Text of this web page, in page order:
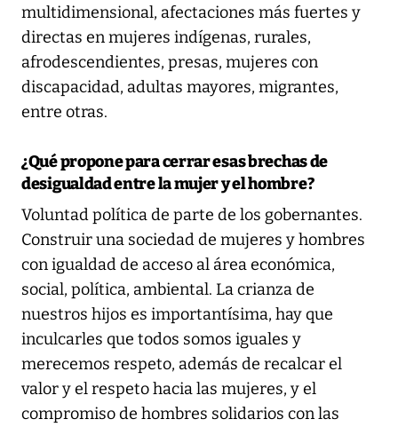
multidimensional, afectaciones más fuertes y
directas en mujeres indígenas, rurales,
afrodescendientes, presas, mujeres con
discapacidad, adultas mayores, migrantes,
entre otras.
¿Qué propone para cerrar esas brechas de
desigualdad entre la mujer y el hombre?
Voluntad política de parte de los gobernantes.
Construir una sociedad de mujeres y hombres
con igualdad de acceso al área económica,
social, política, ambiental. La crianza de
nuestros hijos es importantísima, hay que
inculcarles que todos somos iguales y
merecemos respeto, además de recalcar el
valor y el respeto hacia las mujeres, y el
compromiso de hombres solidarios con las